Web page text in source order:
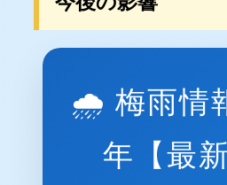
🌧️ 梅雨情
年【最新